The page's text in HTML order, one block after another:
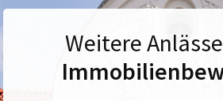
Weitere